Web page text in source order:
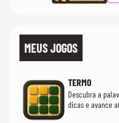
MEUS JOGOS
TERMO
Descubra a
dicas e avance